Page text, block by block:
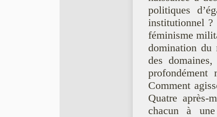
politiques
institutionnel
féminisme
domination du
des
profondément
Comment
Quatre après-
chacun à